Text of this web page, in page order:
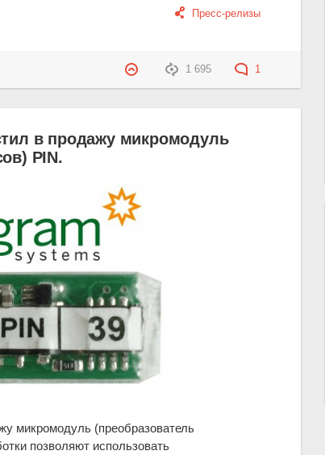
Пресс-релизы
1 695 1
в продажу микромодуль
PIN.
микромодуль (преобразователь
позволяют использовать